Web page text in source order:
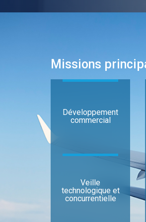
Missions
Développement
commercial
Veille
technologique et
concurrentielle